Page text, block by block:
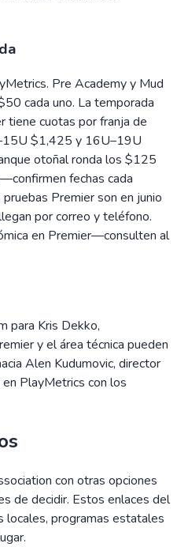
Pre Academy y Mud
cada uno. La temporada
tiene cuotas por franja de
$1,425 y 16U–19U
otoñal ronda los $125
fechas cada
Premier son en junio
por correo y teléfono.
en Premier—consulten al
para Kris Dekko,
y el área técnica pueden
Alen Kudumovic, director
en PlayMetrics con los
con otras opciones
de decidir. Estos enlaces del
locales, programas estatales